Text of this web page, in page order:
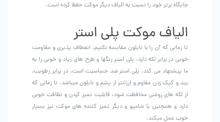
جایگاه برتر خود را نسبت به الیاف دیگر موکت حفظ کرده است.
الیاف موکت پلی استر
تا زمانی که آن را با نایلون مقایسه نکنیم، انعطاف پذیری و مقاومت
خوبی در برابر لکه دارد. پلی استر رنگها و طرح های زیاد و خوبی را به
ما پیشنهاد می کند. پلی استر ضد حساسیت است، در برابر رطوبت،
بید و کپک زدن مقاوم و ارزانتر از پشم و نایلون میباشد. تا زمانی که
از لکه های روغنی محافظت شود، قابلیت تمیز کردن و نظافت خوبی
دارد و همچنین با شامپو و دیگر تمیز کننده های موکت نیز بسیار
خوب عمل میکند.